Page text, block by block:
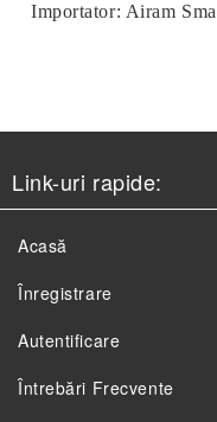
Importator: Airam
Link-uri rapide:
Acasă
Înregistrare
Autentificare
Întrebări Frecvente